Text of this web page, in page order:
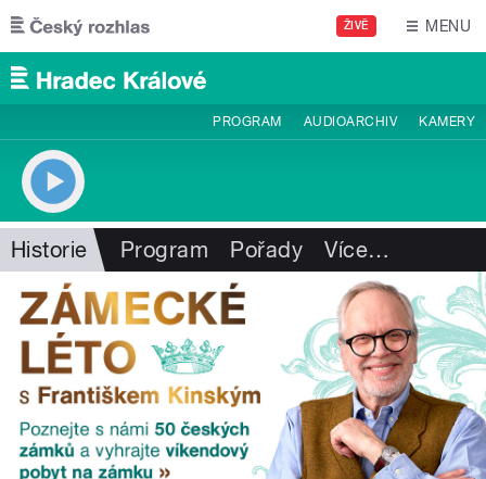
Přejít k hlavnímu obsahu
ŽIVĚ MENU
PROGRAM AUDIOARCHIV KAMERY
Historie Program Pořady Více…